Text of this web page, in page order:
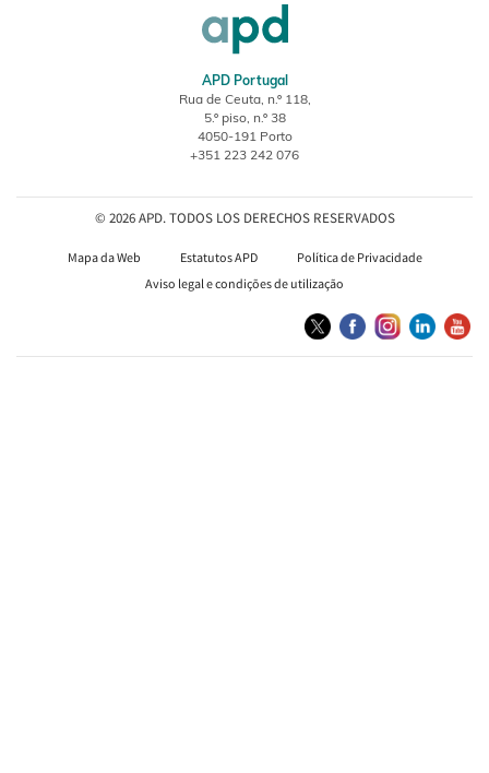
APD Portugal
Rua de Ceuta, n.º 118,
5.º piso, n.º 38
4050-191 Porto
+351 223 242 076
© 2026 APD. TODOS LOS DERECHOS RESERVADOS
Mapa da Web Estatutos APD
Política de Privacidade
Aviso legal e condições de utilização